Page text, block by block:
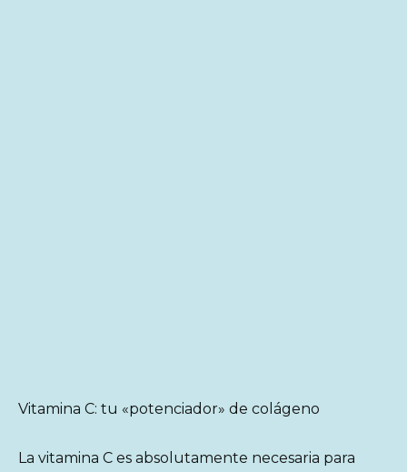
Vitamina C: tu «potenciador» de colágeno
La vitamina C es absolutamente necesaria para